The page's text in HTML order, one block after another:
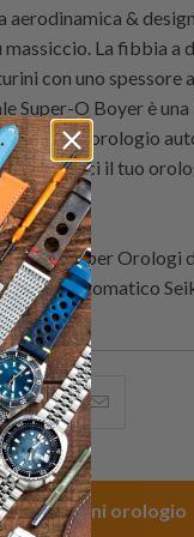
aerodinamica &
massiccio. La fibbia a
con uno spessore
Super-O Boyer è
per il tuo orologio
sostituisci il tuo
Cinghie per Orologi
Automatico
Condividi
questo
su
Pinterest
friend
Cinturini orologio